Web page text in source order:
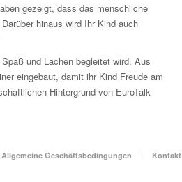
gezeigt, dass das menschliche
hinaus wird Ihr Kind auch
und Lachen begleitet wird. Aus
eingebaut, damit ihr Kind Freude am
Hintergrund von EuroTalk
Allgemeine Geschäftsbedingungen | Kontakt